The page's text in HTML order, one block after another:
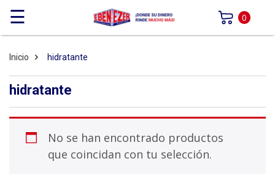
☰ 0
Inicio hidratante
hidratante
No se han encontrado productos
que coincidan con tu selección.